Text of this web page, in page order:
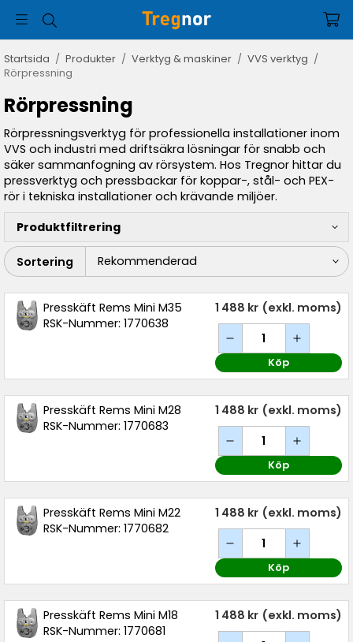
Startsida / Produkter / Verktyg & maskiner / VVS verktyg /
Rörpressning
Rörpressning
Rörpressningsverktyg för professionella installationer inom
VVS och industri med driftsäkra lösningar för snabb och
säker sammanfogning av rörsystem. Hos Tregnor hittar du
pressverktyg och pressbackar för koppar-, stål- och PEX-
rör i tekniska installationer och krävande miljöer.
Produktfiltrering
Sortering
Presskäft Rems Mini M35
RSK-Nummer: 1770638
1 488 kr (exkl. moms)
Köp
Presskäft Rems Mini M28
RSK-Nummer: 1770683
1 488 kr (exkl. moms)
Köp
Presskäft Rems Mini M22
RSK-Nummer: 1770682
1 488 kr (exkl. moms)
Köp
Presskäft Rems Mini M18
RSK-Nummer: 1770681
1 488 kr (exkl. moms)